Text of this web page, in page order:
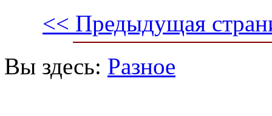
<< Предыдущая
Вы здесь: Разное